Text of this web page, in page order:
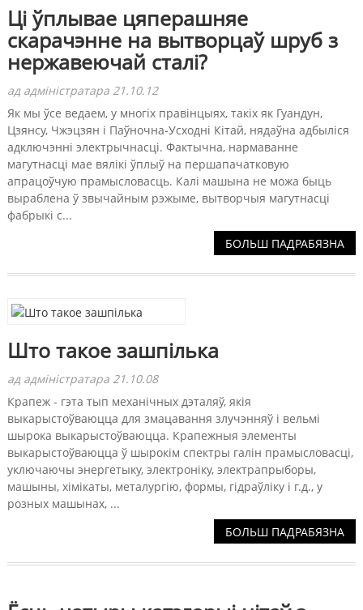
Ці ўплывае цяперашняе
скарачэнне на вытворцаў шруб з
нержавеючай сталі?
ад адміністратара 21.10.12
Як мы ўсе ведаем, у многіх правінцыях, такіх як Гуандун,
Цзянсу, Чжэцзян і Паўночна-Усходні Кітай, нядаўна адбыліся
адключэнні электрычнасці. Фактычна, нармаванне
магутнасці мае вялікі ўплыў на першапачатковую
апрацоўчую прамысловасць. Калі машына не можа быць
выраблена ў звычайным рэжыме, вытворчыя магутнасці
фабрыкі с...
БОЛЬШ ПАДРАБЯЗНА
Што такое зашпілька
ад адміністратара 21.10.08
Крапеж - гэта тып механічных дэталяў, якія
выкарыстоўваюцца для змацавання злучэнняў і вельмі
шырока выкарыстоўваюцца. Крапежныя элементы
выкарыстоўваюцца ў шырокім спектры галін прамысловасці,
уключаючы энергетыку, электроніку, электрапрыборы,
машыны, хімікаты, металургію, формы, гідраўліку і г.д., у
розных машынах, ...
БОЛЬШ ПАДРАБЯЗНА